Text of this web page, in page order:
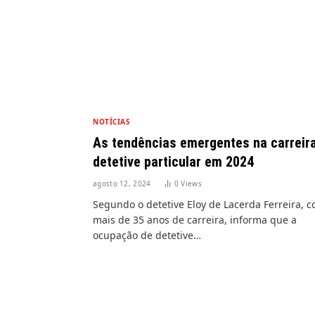
NOTÍCIAS
As tendências emergentes na
detetive particular em 2024
agosto 12, 2024 0Views
Segundo o detetive Eloy de Lacerda Ferreira,
mais de 35 anos de carreira, informa que a
ocupação de detetive…